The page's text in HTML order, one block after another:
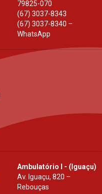
79825-070
(67) 3037-8343
(67) 3037-8340 –
WhatsApp
Ambulatório I - (Iguaçu)
Av. Iguaçu, 820 –
Rebouças